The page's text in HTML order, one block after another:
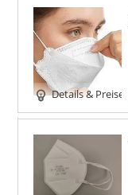
Details & Preise